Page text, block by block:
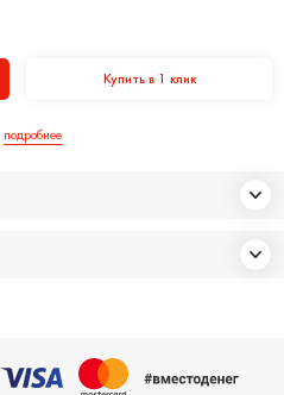
Купить в 1 клик
подробнее